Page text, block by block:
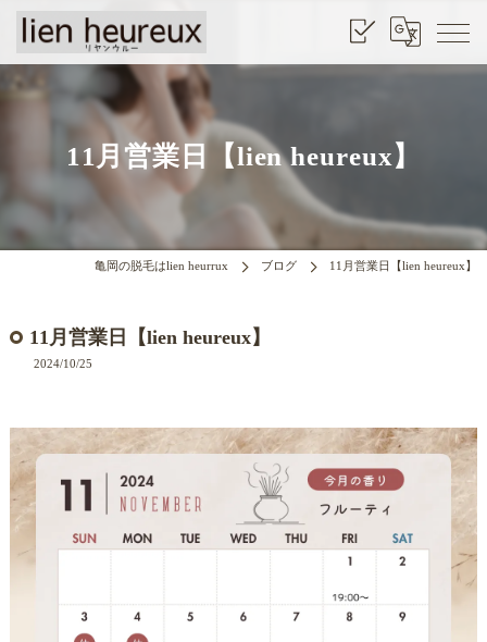
11月営業日【lien heureux】
亀岡の脱毛はlien heurrux ブログ 11月営業日【lien heureux】
11月営業日【lien heureux】
2024/10/25